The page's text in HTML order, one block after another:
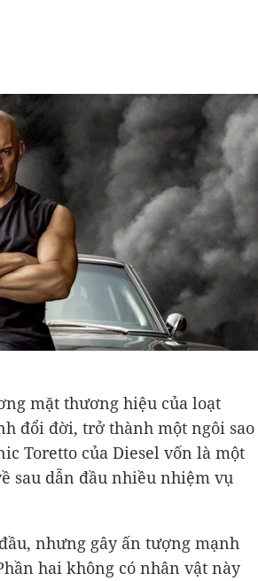
mặt thương hiệu của loạt
đổi đời, trở thành một ngôi sao
Toretto của Diesel vốn là một
sau dẫn đầu nhiều nhiệm vụ
nhưng gây ấn tượng mạnh
hai không có nhân vật này